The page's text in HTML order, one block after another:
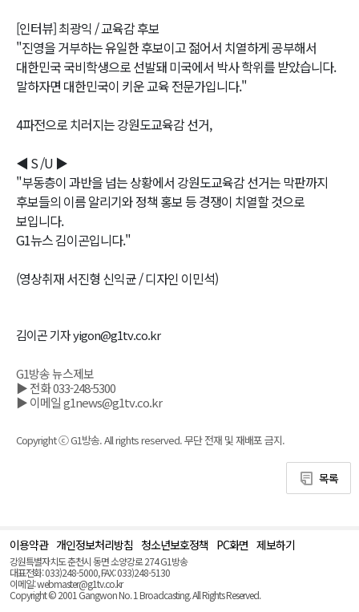
[인터뷰] 최광익 / 교육감 후보
"진영을 거부하는 유일한 후보이고 젊어서 치열하게 공부해서
대한민국 국비학생으로 선발돼 미국에서 박사 학위를 받았습니다.
말하자면 대한민국이 키운 교육 전문가입니다."
4파전으로 치러지는 강원도교육감 선거,
◀ S /U ▶
"부동층이 과반을 넘는 상황에서 강원도교육감 선거는 막판까지
후보들의 이름 알리기와 정책 홍보 등 경쟁이 치열할 것으로
보입니다.
G1뉴스 김이곤입니다."
(영상취재 서진형 신익균 / 디자인 이민석)
김이곤 기자 yigon@g1tv.co.kr
G1방송 뉴스제보
▶ 전화 033-248-5300
▶ 이메일 g1news@g1tv.co.kr
Copyright ⓒ G1방송. All rights reserved. 무단 전재 및 재배포 금지.
목록
이용약관 개인정보처리방침 청소년보호정책 PC화면 제보하기
강원특별자치도 춘천시 동면 소양강로 274 G1방송
대표전화: 033)248-5000, FAX: 033)248-5130
이메일: webmaster@g1tv.co.kr
Copyright © 2001 Gangwon No. 1 Broadcasting. All Rights Reserved.